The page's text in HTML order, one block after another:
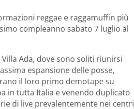
reggae e raggamuffin più
compleanno sabato 7 luglio al
Ada, dove sono soliti riunirsi
espansione delle posse,
il loro primo demotape su
in tutta Italia e venendo duplicato
di live prevalentemente nei centri